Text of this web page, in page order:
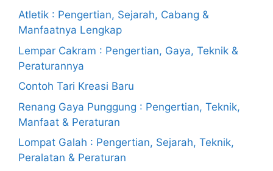
Atletik : Pengertian, Sejarah, Cabang &
Manfaatnya Lengkap
Lempar Cakram : Pengertian, Gaya, Teknik &
Peraturannya
Contoh Tari Kreasi Baru
Renang Gaya Punggung : Pengertian, Teknik,
Manfaat & Peraturan
Lompat Galah : Pengertian, Sejarah, Teknik,
Peralatan & Peraturan